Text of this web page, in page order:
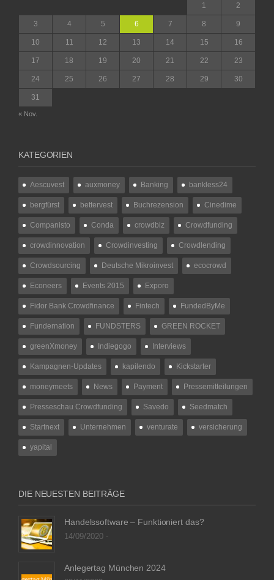
1 2
3 4 5 6 7 8 9
10 11 12 13 14 15 16
17 18 19 20 21 22 23
24 25 26 27 28 29 30
31
« Nov.
KATEGORIEN
Aescuvest auxmoney Banking bankless24
bergfürst bettervest Buchrezension Cinedime
Companisto Conda crowdbiz Crowdfunding
crowdinnovation Crowdinvesting Crowdlending
Crowdsourcing Deutsche Mikroinvest ecocrowd
Econeers Events 2015 Exporo
Fidor Bank Crowdfinance Fintech FundedByMe
Fundernation FUNDSTERS GREEN ROCKET
greenXmoney Indiegogo Interviews
Kampagnen-Updates kapilendo Kickstarter
moneymeets News Payment Pressemitteilungen
Presseschau Crowdfunding Savedo Seedmatch
Startnext Unternehmen venturate versicherung
yapital
DIE NEUESTEN BEITRÄGE
Handelssoftware – Funktioniert das?
14/09/2020 -
Anlegertag München 2024